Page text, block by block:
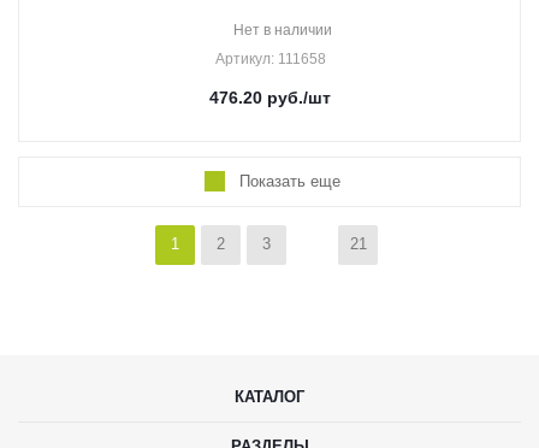
Нет в наличии
Артикул: 111658
476.20 руб./шт
Показать еще
1 2 3 21
КАТАЛОГ